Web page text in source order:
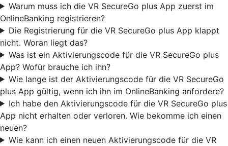
Warum muss ich die VR SecureGo plus App zuerst im
OnlineBanking registrieren?
Die Registrierung für die VR SecureGo plus App klappt
nicht. Woran liegt das?
Was ist ein Aktivierungscode für die VR SecureGo plus
App? Wofür brauche ich ihn?
Wie lange ist der Aktivierungscode für die VR SecureGo
plus App gültig, wenn ich ihn im OnlineBanking anfordere?
Ich habe den Aktivierungscode für die VR SecureGo plus
App nicht erhalten oder verloren. Wie bekomme ich einen
neuen?
Wie kann ich einen neuen Aktivierungscode für die VR